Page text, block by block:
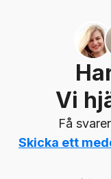
Vi
Få
Skicka ett